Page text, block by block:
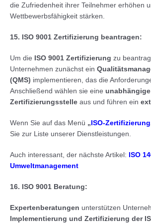
die Zufriedenheit ihrer Teilnehmer erhöhen
Wettbewerbsfähigkeit stärken.
15. ISO 9001 Zertifizierung beantragen:
Um die ISO 9001 Zertifizierung zu
Unternehmen zunächst ein
(QMS) implementieren, das die
Anschließend wählen sie eine unabhängige
Zertifizierungsstelle aus und führen ein
Wenn Sie auf das Menü „ISO-Zertifizierung
Sie zur Liste unserer Dienstleistungen.
Auch interessant, der nächste Artikel: ISO
Umweltmanagement
16. ISO 9001 Beratung:
Expertenberatungen unterstützen
Implementierung und Zertifizierung der